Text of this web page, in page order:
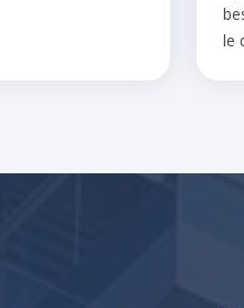
le